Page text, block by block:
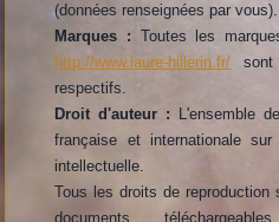
(données renseignées par vous).
Marques : Toutes les
http://www.laure-hillerin.fr/ sont
respectifs.
Droit d'auteur : L'ensemble
française et internationale
intellectuelle.
Tous les droits de
documents